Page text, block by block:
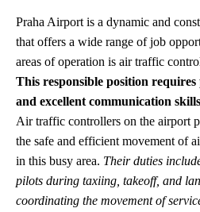
Praha Airport is a dynamic and
that offers a wide range of job
areas of operation is air traffic
This responsible position
and excellent communication
Air traffic controllers on the airport
the safe and efficient movement of
in this busy area. Their duties
pilots during taxiing, takeoff, and
coordinating the movement of